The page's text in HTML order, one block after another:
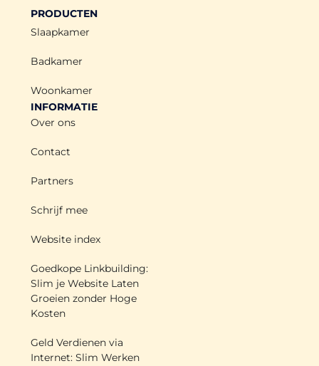
PRODUCTEN
Slaapkamer
Badkamer
Woonkamer
INFORMATIE
Over ons
Contact
Partners
Schrijf mee
Website index
Goedkope Linkbuilding:
Slim je Website Laten
Groeien zonder Hoge
Kosten
Geld Verdienen via
Internet: Slim Werken